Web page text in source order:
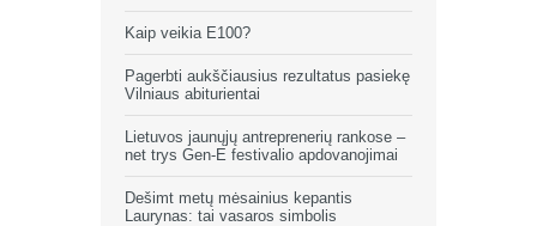
Kaip veikia E100?
Pagerbti aukščiausius rezultatus pasiekę
Vilniaus abiturientai
Lietuvos jaunųjų antreprenerių rankose –
net trys Gen-E festivalio apdovanojimai
Dešimt metų mėsainius kepantis
Laurynas: tai vasaros simbolis